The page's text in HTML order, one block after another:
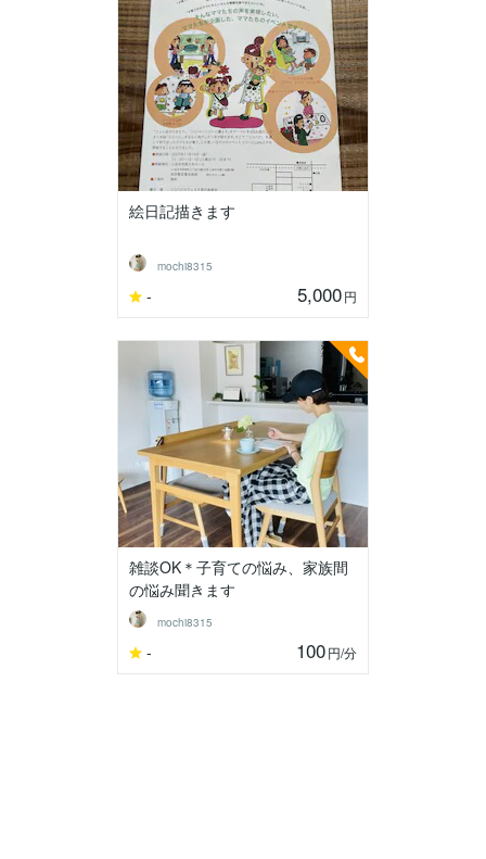
絵日記描きます
mochi8315
- 5,000円
雑談OK＊子育ての悩み、家族間
の悩み聞きます
mochi8315
- 100円/分